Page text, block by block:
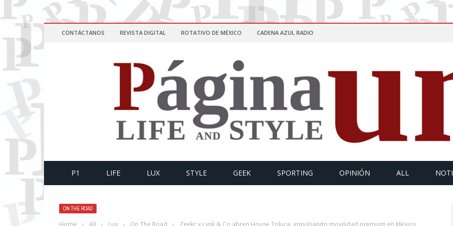
CONTÁCTANOS REVISTA DIGITAL ROTATIVO DE MÉXICO CADENA AZUL RADIO
P1 LIFE LUX STYLE GEEK SPORTING OPINIÓN ALL
ON THE ROAD
Home › All › Lux › On The Road › Zeekr y Lynk & Co abren House Toluca, impulsando movilidad premium en México